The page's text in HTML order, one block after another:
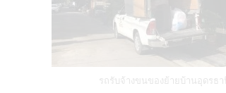
รถรับจ้างขนของย้ายบ้านอุดรธานี